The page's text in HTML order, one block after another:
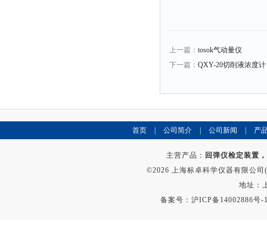
上一篇： tosok气动量仪
下一篇： QXY-20切削液浓度计
首页 公司简介 公司新闻 产
主营产品： 回弹仪检定装置
©2026 上海标卓科学仪器有限公
地址：
备案号：沪ICP备14002886号-